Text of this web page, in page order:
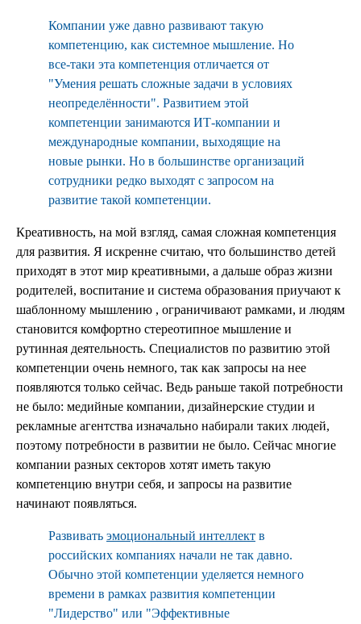
Компании уже давно развивают такую
компетенцию, как системное мышление. Но
все-таки эта компетенция отличается от
"Умения решать сложные задачи в условиях
неопределённости". Развитием этой
компетенции занимаются ИТ-компании и
международные компании, выходящие на
новые рынки. Но в большинстве организаций
сотрудники редко выходят с запросом на
развитие такой компетенции.
Креативность, на мой взгляд, самая сложная компетенция
для развития. Я искренне считаю, что большинство детей
приходят в этот мир креативными, а дальше образ жизни
родителей, воспитание и система образования приучают к
шаблонному мышлению , ограничивают рамками, и людям
становится комфортно стереотипное мышление и
рутинная деятельность. Специалистов по развитию этой
компетенции очень немного, так как запросы на нее
появляются только сейчас. Ведь раньше такой потребности
не было: медийные компании, дизайнерские студии и
рекламные агентства изначально набирали таких людей,
поэтому потребности в развитии не было. Сейчас многие
компании разных секторов хотят иметь такую
компетенцию внутри себя, и запросы на развитие
начинают появляться.
Развивать эмоциональный интеллект в
российских компаниях начали не так давно.
Обычно этой компетенции уделяется немного
времени в рамках развития компетенции
"Лидерство" или "Эффективные